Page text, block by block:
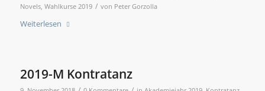
Novels, Wahlkurse 2019 / von Peter Gorzolla
Weiterlesen
2019-M Kontratanz